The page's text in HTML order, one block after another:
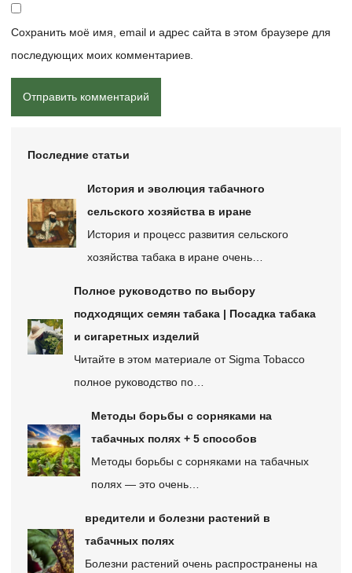
Сохранить моё имя, email и адрес сайта в этом браузере для
последующих моих комментариев.
Последние статьи
История и эволюция табачного
сельского хозяйства в иране
История и процесс развития сельского
хозяйства табака в иране очень…
Полное руководство по выбору
подходящих семян табака | Посадка табака
и сигаретных изделий
Читайте в этом материале от Sigma Tobacco
полное руководство по…
Методы борьбы с сорняками на
табачных полях + 5 способов
Методы борьбы с сорняками на табачных
полях — это очень…
вредители и болезни растений в
табачных полях
Болезни растений очень распространены на